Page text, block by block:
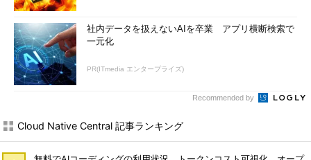
社内データを扱えないAIを卒業 アプリ横断検索で
一元化
PR(ITmedia エンタープライズ)
Recommended by
Cloud Native Central 記事ランキング